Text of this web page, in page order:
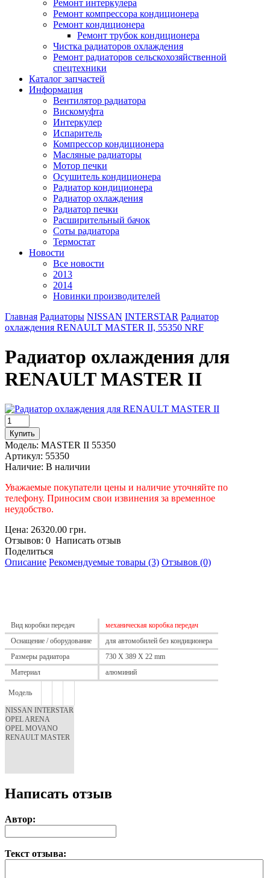
Ремонт интеркулера
Ремонт компрессора кондиционера
Ремонт кондиционера
Ремонт трубок кондиционера
Чистка радиаторов охлаждения
Ремонт радиаторов сельскохозяйственной
спецтехники
Каталог запчастей
Информация
Вентилятор радиатора
Вискомуфта
Интеркулер
Испаритель
Компрессор кондиционера
Масляные радиаторы
Мотор печки
Осушитель кондиционера
Радиатор кондиционера
Радиатор охлаждения
Радиатор печки
Расширительный бачок
Соты радиатора
Термостат
Новости
Все новости
2013
2014
Новинки производителей
Главная Радиаторы NISSAN INTERSTAR Радиатор
охлаждения RENAULT MASTER II, 55350 NRF
Радиатор охлаждения для
RENAULT MASTER II
Модель: MASTER II 55350
Артикул: 55350
Наличие: В наличии
Уважаемые покупатели цены и наличие уточняйте по
телефону. Приносим свои извинения за временное
неудобство.
Цена: 26320.00 грн.
Отзывов: 0 Написать отзыв
Поделиться
Описание Рекомендуемые товары (3) Отзывов (0)
Вид коробки передач
механическая коробка передач
Оснащение / оборудование
для автомобилей без кондиционера
Размеры радиатора
730 X 389 X 22 mm
Материал
алюминий
Модель
NISSAN INTERSTAR
OPEL ARENA
OPEL MOVANO
RENAULT MASTER
Написать отзыв
Автор:
Текст отзыва: